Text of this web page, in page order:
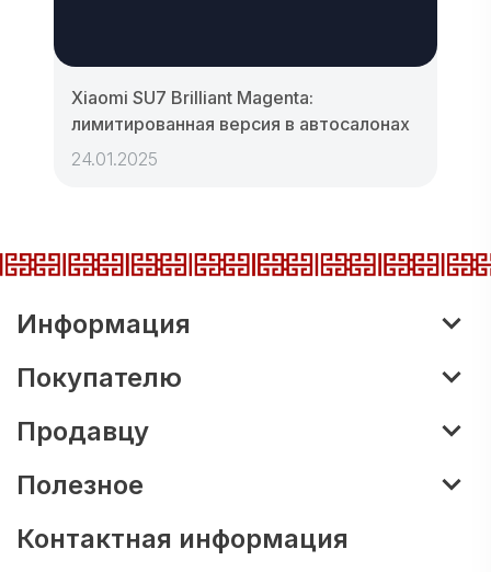
Xiaomi SU7 Brilliant Magenta:
лимитированная версия в автосалонах
24.01.2025
Информация
Покупателю
Продавцу
Полезное
Контактная информация